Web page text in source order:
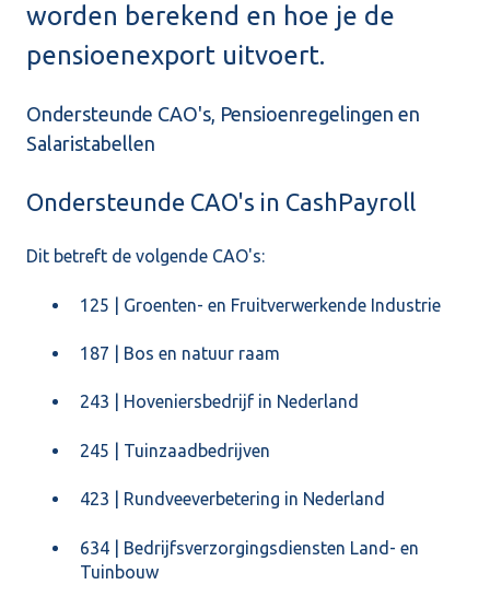
worden berekend en hoe je de
pensioenexport uitvoert.
Ondersteunde CAO's, Pensioenregelingen en
Salaristabellen
Ondersteunde CAO's in CashPayroll
Dit betreft de volgende CAO's:
125 | Groenten- en Fruitverwerkende Industrie
187 | Bos en natuur raam
243 | Hoveniersbedrijf in Nederland
245 | Tuinzaadbedrijven
423 | Rundveeverbetering in Nederland
634 | Bedrijfsverzorgingsdiensten Land- en
Tuinbouw